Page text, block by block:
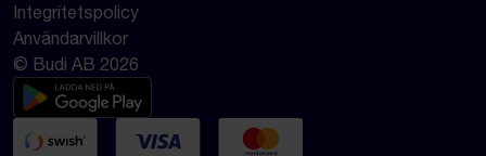
Integritetspolicy
Användarvillkor
© Budi AB 2026